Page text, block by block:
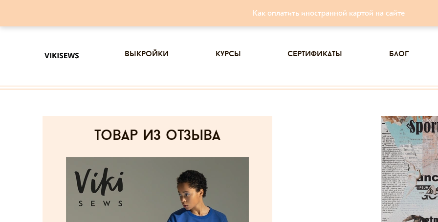
Как оплатить иностранной картой на сайте
выкройки курсы сертификаты блог
товар из отзыва